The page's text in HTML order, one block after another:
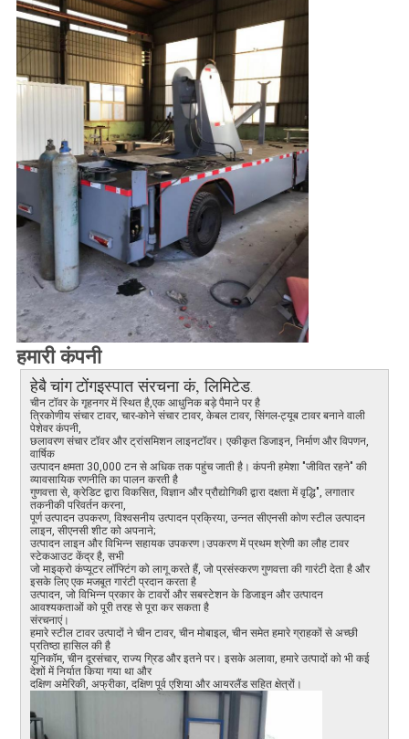
हमारी कंपनी
हेबै चांग टोंगइस्पात संरचना कं, लिमिटेड.
चीन टॉवर के गृहनगर में स्थित है, एक आधुनिक बड़े पैमाने पर है
त्रिकोणीय संचार टावर, चार-कोने संचार टावर, केबल टावर, सिंगल-ट्यूब टावर बनाने वाली
पेशेवर कंपनी,
छलावरण संचार टॉवर और ट्रांसमिशन लाइनटॉवर। एकीकृत डिजाइन, निर्माण और विपणन,
वार्षिक
उत्पादन क्षमता 30,000 टन से अधिक तक पहुंच जाती है। कंपनी हमेशा "जीवित रहने" की
व्यावसायिक रणनीति का पालन करती है
गुणवत्ता से, क्रेडिट द्वारा विकसित, विज्ञान और प्रौद्योगिकी द्वारा दक्षता में वृद्धि", लगातार
तकनीकी परिवर्तन करना,
पूर्ण उत्पादन उपकरण, विश्वसनीय उत्पादन प्रक्रिया, उन्नत सीएनसी कोण स्टील उत्पादन
लाइन, सीएनसी शीट को अपनाने;
उत्पादन लाइन और विभिन्न सहायक उपकरण।उपकरण में प्रथम श्रेणी का लौह टावर
स्टेकआउट केंद्र है, सभी
जो माइक्रो कंप्यूटर लॉफ्टिंग को लागू करते हैं, जो प्रसंस्करण गुणवत्ता की गारंटी देता है और
इसके लिए एक मजबूत गारंटी प्रदान करता है
उत्पादन, जो विभिन्न प्रकार के टावरों और सबस्टेशन के डिजाइन और उत्पादन
आवश्यकताओं को पूरी तरह से पूरा कर सकता है
संरचनाएं।
हमारे स्टील टावर उत्पादों ने चीन टावर, चीन मोबाइल, चीन समेत हमारे ग्राहकों से अच्छी
प्रतिष्ठा हासिल की है
यूनिकॉम, चीन दूरसंचार, राज्य ग्रिड और इतने पर। इसके अलावा, हमारे उत्पादों को भी कई
देशों में निर्यात किया गया था और
दक्षिण अमेरिकी, अफ्रीका, दक्षिण पूर्व एशिया और आयरलैंड सहित क्षेत्रों।